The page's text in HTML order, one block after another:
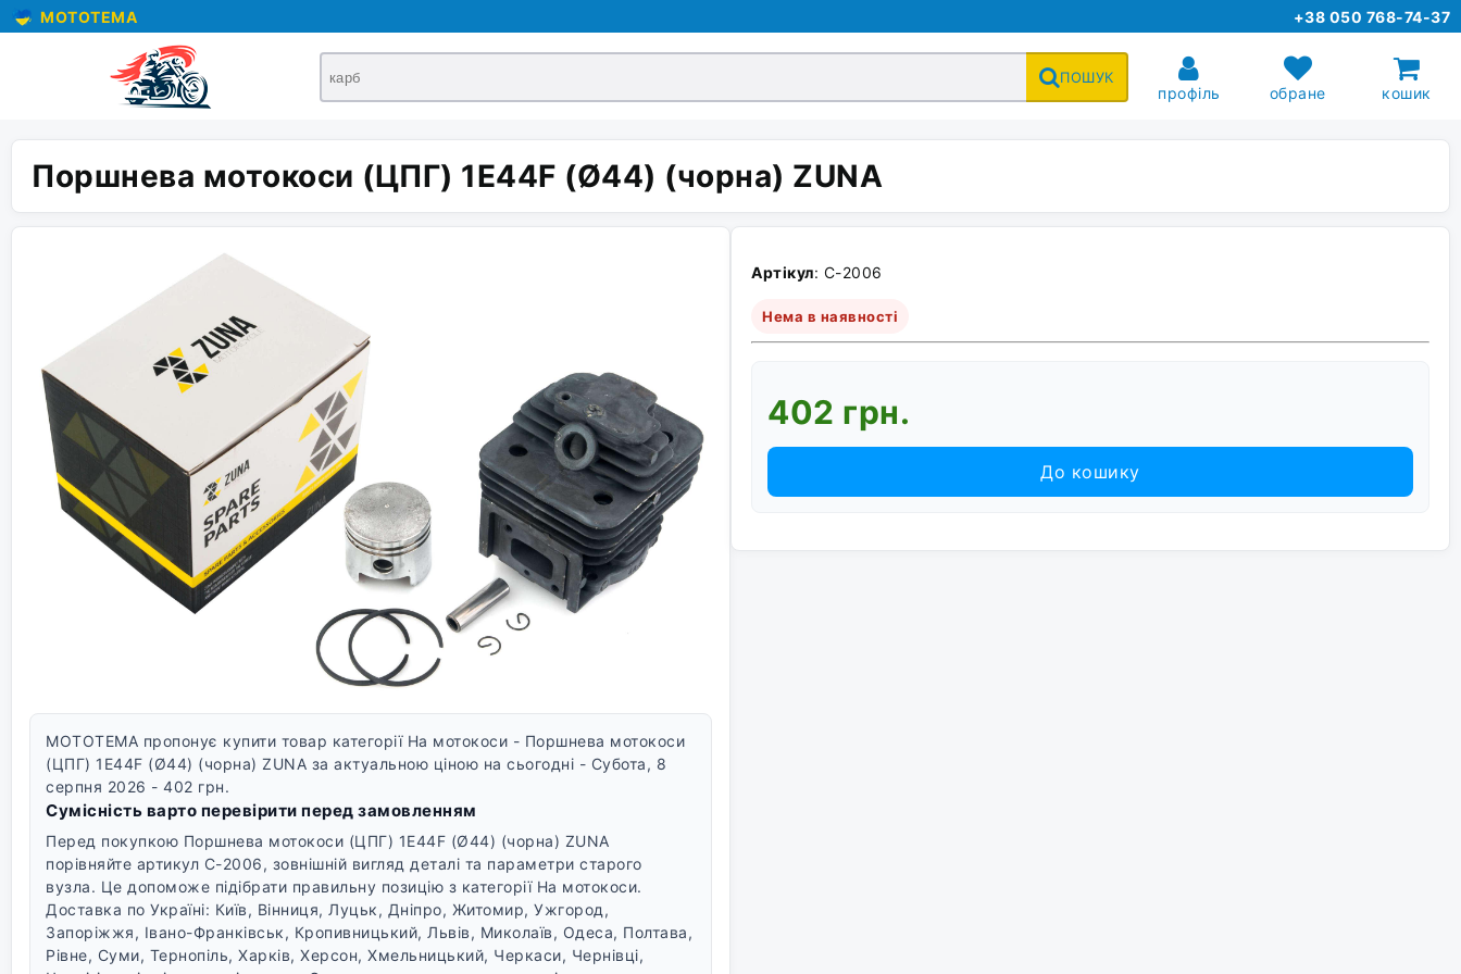
MOTOTEMA +38 050 768-74-37
ПОШУК
профіль обране кошик
Поршнева мотокоси (ЦПГ) 1E44F (Ø44) (чорна) ZUNA
MOTOTEMA пропонує купити товар категорії На мотокоси - Поршнева мотокоси
(ЦПГ) 1E44F (Ø44) (чорна) ZUNA за актуальною ціною на сьогодні - Субота, 8
серпня 2026 - 402 грн.
Сумісність варто перевірити перед замовленням
Перед покупкою Поршнева мотокоси (ЦПГ) 1E44F (Ø44) (чорна) ZUNA
порівняйте артикул C-2006, зовнішній вигляд деталі та параметри старого
вузла. Це допоможе підібрати правильну позицію з категорії На мотокоси.
Доставка по Україні: Київ, Вінниця, Луцьк, Дніпро, Житомир, Ужгород,
Запоріжжя, Івано-Франківськ, Кропивницький, Львів, Миколаїв, Одеса, Полтава,
Рівне, Суми, Тернопіль, Харків, Херсон, Хмельницький, Черкаси, Чернівці,
Артікул: C-2006
Нема в наявності
402 грн.
До кошику